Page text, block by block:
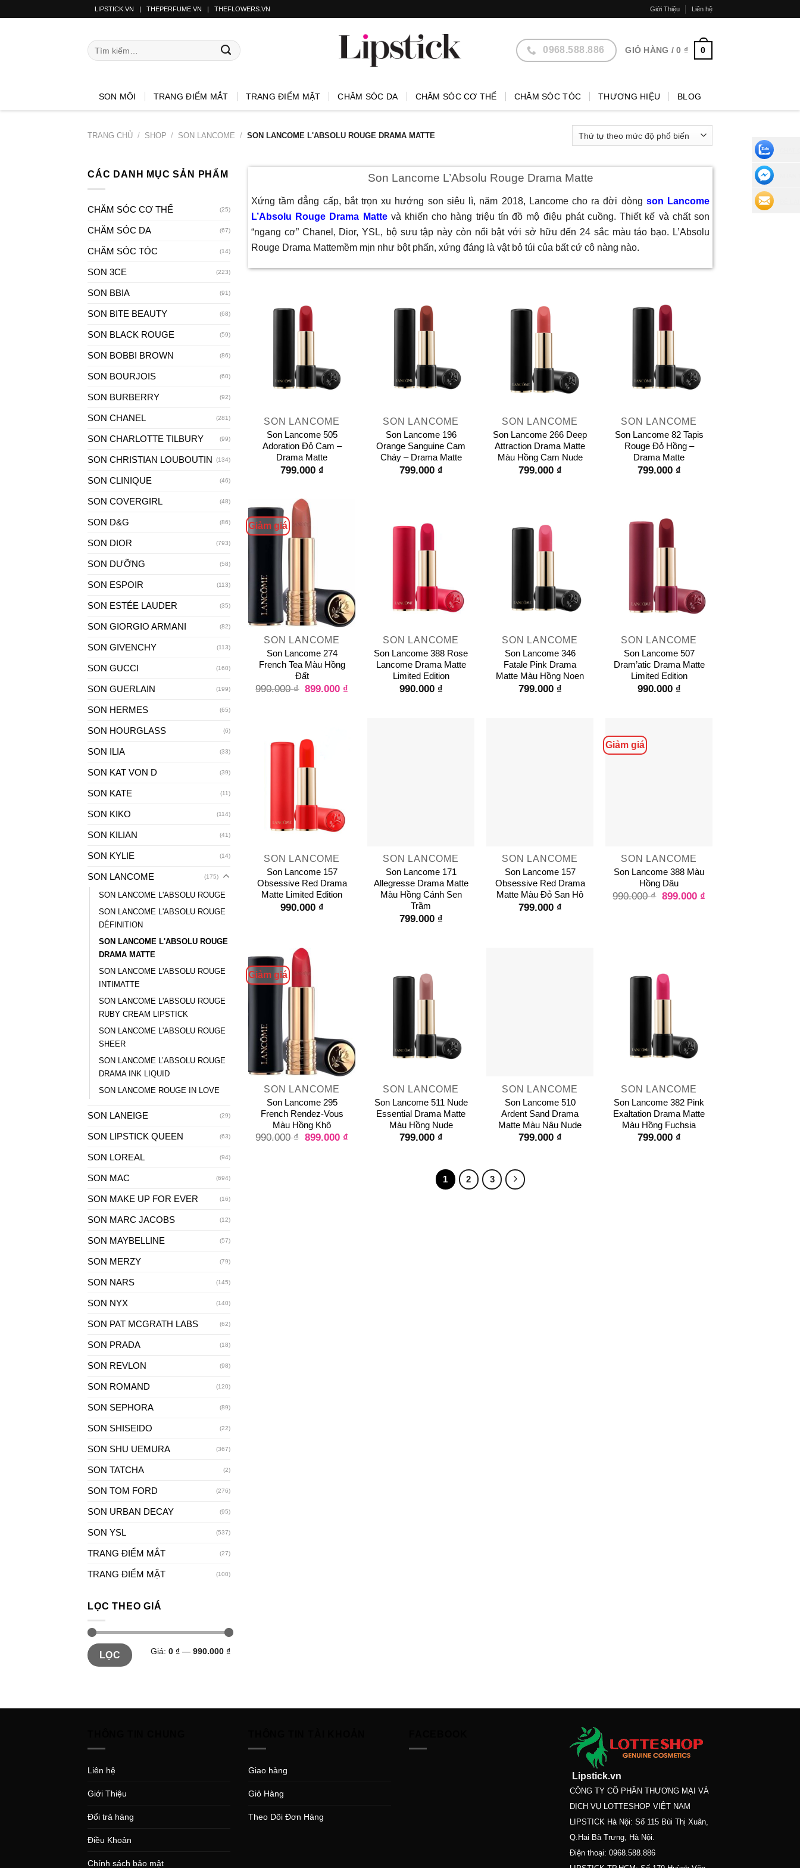
LIPSTICK.VN | THEPERFUME.VN | THEFLOWERS.VN Giới Thiệu Liên hệ
0968.588.886 GIỎ HÀNG /0 ₫ 0
SON MÔI TRANG ĐIỂM MẮT TRANG ĐIỂM MẶT CHĂM SÓC DA CHĂM SÓC CƠ THỂ CHĂM SÓC TÓC THƯƠNG HIỆU BLOG
TRANG CHỦ / SHOP / SON LANCOME / SON LANCOME L'ABSOLU ROUGE DRAMA MATTE
CÁC DANH MỤC SẢN PHẨM
CHĂM SÓC CƠ THỂ (25)
CHĂM SÓC DA (67)
CHĂM SÓC TÓC (14)
SON 3CE (223)
SON BBIA (91)
SON BITE BEAUTY (68)
SON BLACK ROUGE (59)
SON BOBBI BROWN (86)
SON BOURJOIS (60)
SON BURBERRY (92)
SON CHANEL (281)
SON CHARLOTTE TILBURY (99)
SON CHRISTIAN LOUBOUTIN (134)
SON CLINIQUE (46)
SON COVERGIRL (48)
SON D&G (86)
SON DIOR (793)
SON DƯỠNG (58)
SON ESPOIR (113)
SON ESTÉE LAUDER (35)
SON GIORGIO ARMANI (82)
SON GIVENCHY (113)
SON GUCCI (160)
SON GUERLAIN (199)
SON HERMES (65)
SON HOURGLASS (6)
SON ILIA (33)
SON KAT VON D (39)
SON KATE (11)
SON KIKO (114)
SON KILIAN (41)
SON KYLIE (14)
SON LANCOME (175)
SON LANCOME L'ABSOLU ROUGE
SON LANCOME L'ABSOLU ROUGE
DÉFINITION
SON LANCOME L'ABSOLU ROUGE
DRAMA MATTE
SON LANCOME L'ABSOLU ROUGE
INTIMATTE
SON LANCOME L'ABSOLU ROUGE
RUBY CREAM LIPSTICK
SON LANCOME L'ABSOLU ROUGE
SHEER
SON LANCOME L’ABSOLU ROUGE
DRAMA INK LIQUID
SON LANCOME ROUGE IN LOVE
SON LANEIGE (29)
SON LIPSTICK QUEEN (63)
SON LOREAL (94)
SON MAC (694)
SON MAKE UP FOR EVER (16)
SON MARC JACOBS (12)
SON MAYBELLINE (57)
SON MERZY (79)
SON NARS (145)
SON NYX (140)
SON PAT MCGRATH LABS (62)
SON PRADA (18)
SON REVLON (98)
SON ROMAND (120)
SON SEPHORA (89)
SON SHISEIDO (22)
SON SHU UEMURA (367)
SON TATCHA (2)
SON TOM FORD (276)
SON URBAN DECAY (95)
SON YSL (537)
TRANG ĐIỂM MẮT (27)
TRANG ĐIỂM MẶT (100)
LỌC THEO GIÁ
LỌC Giá: 0 ₫ — 990.000 ₫
Son Lancome L’Absolu Rouge Drama Matte
Xứng tầm đẳng cấp, bắt trọn xu hướng son siêu lì, năm 2018, Lancome cho ra đời dòng son Lancome
L’Absolu Rouge Drama Matte và khiến cho hàng triệu tín đồ mộ điệu phát cuồng. Thiết kế và chất son
“ngang cơ” Chanel, Dior, YSL, bộ sưu tập này còn nổi bật với sở hữu đến 24 sắc màu táo bạo. L’Absolu
Rouge Drama Mattemềm mịn như bột phấn, xứng đáng là vật bỏ túi của bất cứ cô nàng nào.
SON LANCOME
Son Lancome 505
Adoration Đỏ Cam –
Drama Matte
799.000 ₫
SON LANCOME
Son Lancome 196
Orange Sanguine Cam
Cháy – Drama Matte
799.000 ₫
SON LANCOME
Son Lancome 266 Deep
Attraction Drama Matte
Màu Hồng Cam Nude
799.000 ₫
SON LANCOME
Son Lancome 82 Tapis
Rouge Đỏ Hồng –
Drama Matte
799.000 ₫
Giảm giá
+
SON LANCOME
Son Lancome 274
French Tea Màu Hồng
Đất
990.000₫ 899.000 ₫
SON LANCOME
Son Lancome 388 Rose
Lancome Drama Matte
Limited Edition
990.000 ₫
SON LANCOME
Son Lancome 346
Fatale Pink Drama
Matte Màu Hồng Noen
799.000 ₫
SON LANCOME
Son Lancome 507
Dram’atic Drama Matte
Limited Edition
990.000 ₫
SON LANCOME
Son Lancome 157
Obsessive Red Drama
Matte Limited Edition
990.000 ₫
SON LANCOME
Son Lancome 171
Allegresse Drama Matte
Màu Hồng Cánh Sen
Trầm
799.000 ₫
SON LANCOME
Son Lancome 157
Obsessive Red Drama
Matte Màu Đỏ San Hô
799.000 ₫
Giảm giá
SON LANCOME
Son Lancome 388 Màu
Hồng Dâu
990.000₫ 899.000 ₫
Giảm giá
+
SON LANCOME
Son Lancome 295
French Rendez-Vous
Màu Hồng Khô
990.000₫ 899.000 ₫
SON LANCOME
Son Lancome 511 Nude
Essential Drama Matte
Màu Hồng Nude
799.000 ₫
SON LANCOME
Son Lancome 510
Ardent Sand Drama
Matte Màu Nâu Nude
799.000 ₫
SON LANCOME
Son Lancome 382 Pink
Exaltation Drama Matte
Màu Hồng Fuchsia
799.000 ₫
1 2 3
Liên hệ
Giới Thiệu
Đổi trả hàng
Điều Khoản
Chính sách bảo mật
Giao hàng
Giỏ Hàng
Theo Dõi Đơn Hàng
Lipstick.vn
CÔNG TY CỔ PHẦN THƯƠNG MẠI VÀ
DỊCH VỤ LOTTESHOP VIỆT NAM
LIPSTICK Hà Nội: Số 115 Bùi Thị Xuân,
Q.Hai Bà Trưng, Hà Nội.
Điện thoại: 0968.588.886